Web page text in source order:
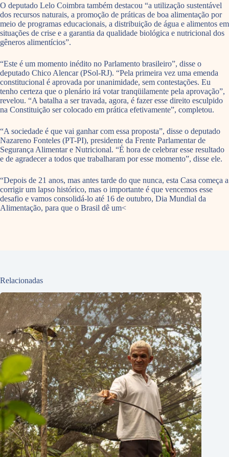
O deputado Lelo Coimbra também destacou “a utilização sustentável
dos recursos naturais, a promoção de práticas de boa alimentação por
meio de programas educacionais, a distribuição de água e alimentos em
situações de crise e a garantia da qualidade biológica e nutricional dos
gêneros alimentícios”.
“Este é um momento inédito no Parlamento brasileiro”, disse o
deputado Chico Alencar (PSol-RJ). “Pela primeira vez uma emenda
constitucional é aprovada por unanimidade, sem contestações. Eu
tenho certeza que o plenário irá votar tranqüilamente pela aprovação”,
revelou. “A batalha a ser travada, agora, é fazer esse direito esculpido
na Constituição ser colocado em prática efetivamente”, completou.
“A sociedade é que vai ganhar com essa proposta”, disse o deputado
Nazareno Fonteles (PT-PI), presidente da Frente Parlamentar de
Segurança Alimentar e Nutricional. “É hora de celebrar esse resultado
e de agradecer a todos que trabalharam por esse momento”, disse ele.
“Depois de 21 anos, mas antes tarde do que nunca, esta Casa começa a
corrigir um lapso histórico, mas o importante é que vencemos esse
desafio e vamos consolidá-lo até 16 de outubro, Dia Mundial da
Alimentação, para que o Brasil dê um<
Relacionadas